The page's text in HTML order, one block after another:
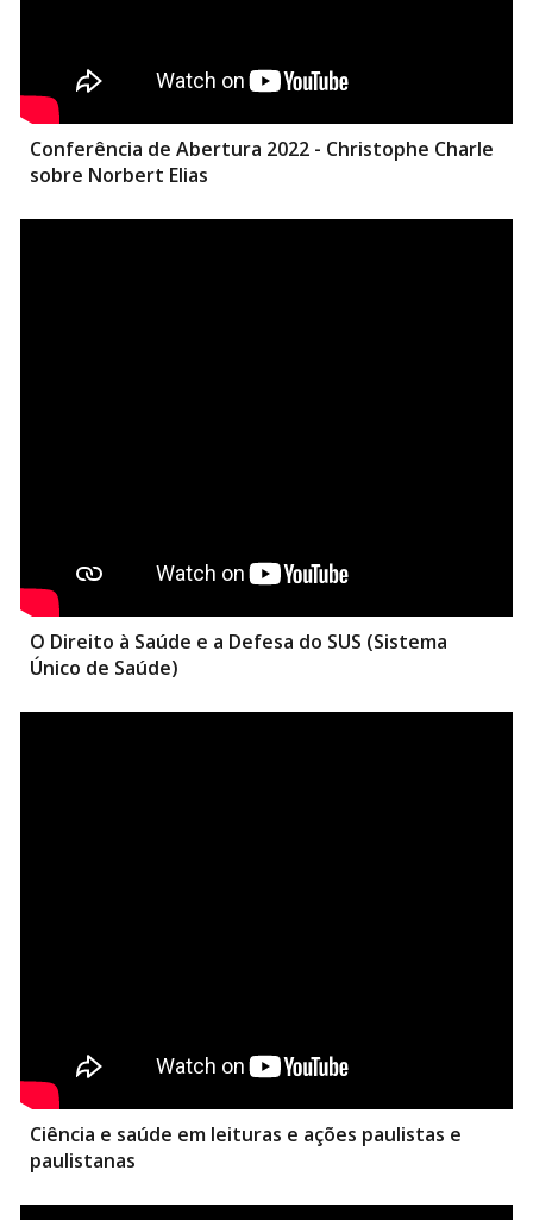
Conferência de Abertura 2022 - Christophe Charle
sobre Norbert Elias
O Direito à Saúde e a Defesa do SUS (Sistema
Único de Saúde)
Ciência e saúde em leituras e ações paulistas e
paulistanas